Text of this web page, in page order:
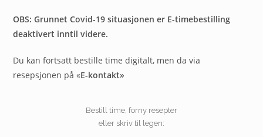
OBS: Grunnet Covid-19 situasjonen er E-timebestilling
deaktivert inntil videre.
Du kan fortsatt bestille time digitalt, men da via
resepsjonen på «E-kontakt»
Bestill time, forny resepter
eller skriv til legen: